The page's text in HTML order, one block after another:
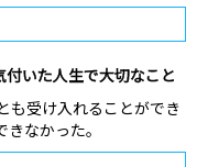
いた人生で大切なこと
も受け入れることができ
なかった。